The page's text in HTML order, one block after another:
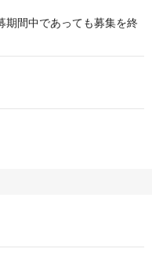
間中であっても募集を終